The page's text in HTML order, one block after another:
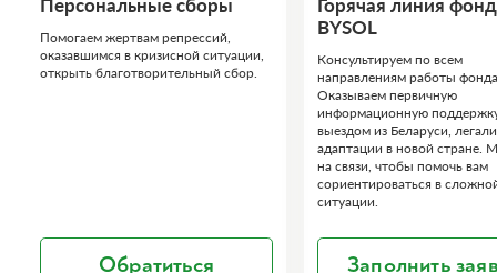
Помогаем жертвам репрессий,
оказавшимся в кризисной ситуации,
открыть благотворительный сбор.
Обратиться
BYSOL
Консультируем по всем
направлениям работы
Оказываем первичную
информационную
выездом из Беларуси,
адаптации в новой стране.
на связи, чтобы помочь вам
сориентироваться в
ситуации.
Заполнить